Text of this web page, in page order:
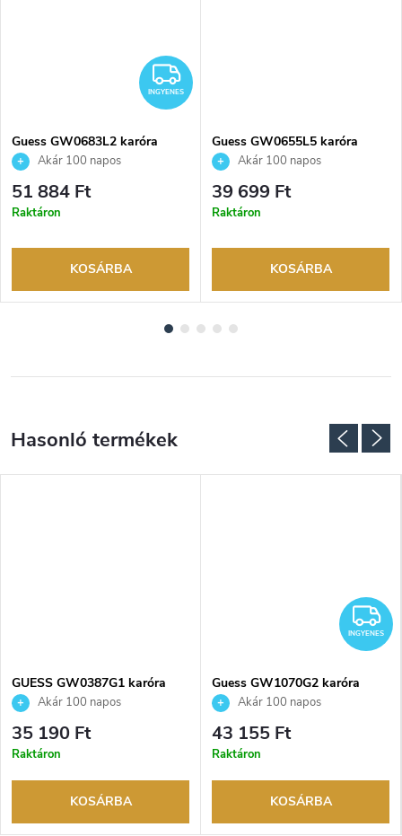
INGYENES
INGYENES
Guess GW0683L2 karóra
Akár 100 napos
visszaküldési lehetőség. Hivatalos
márkakereskedő.
51 884 Ft
Raktáron
KOSÁRBA
Guess GW0655L5 karóra
Akár 100 napos
visszaküldési lehetőség. Hivatalos
márkakereskedő.
39 699 Ft
Raktáron
KOSÁRBA
GUESS GW0387G1 karóra
Akár 100 napos
visszaküldési lehetőség. Hivatalos
márkakereskedő.
35 190 Ft
Raktáron
KOSÁRBA
INGYENES
Guess GW1070G2 karóra
Akár 100 napos
visszaküldési lehetőség. Hivatalos
márkakereskedő.
43 155 Ft
Raktáron
KOSÁRBA